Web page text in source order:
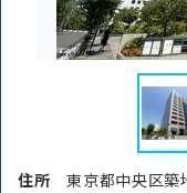
住所東京都中央